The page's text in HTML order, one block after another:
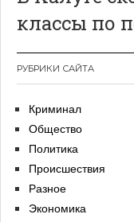
классы по
РУБРИКИ САЙТА
Криминал
Общество
Политика
Происшествия
Разное
Экономика